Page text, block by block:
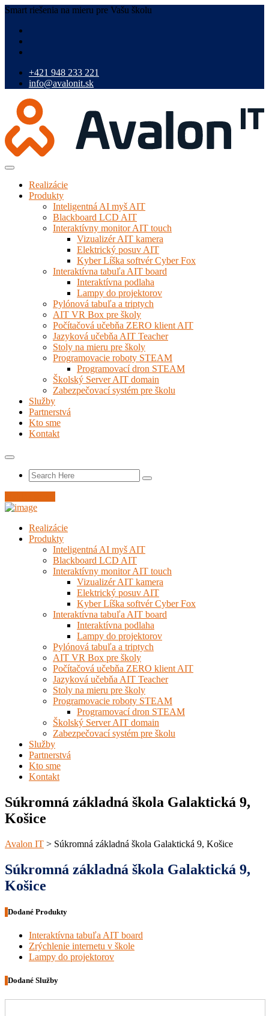
Smart riešenia na mieru pre Vašu školu
+421 948 233 221
info@avalonit.sk
Realizácie
Produkty
Inteligentná AI myš AIT
Blackboard LCD AIT
Interaktívny monitor AIT touch
Vizualizér AIT kamera
Elektrický posuv AIT
Kyber Líška softvér Cyber Fox
Interaktívna tabuľa AIT board
Interaktívna podlaha
Lampy do projektorov
Pylónová tabuľa a triptych
AIT VR Box pre školy
Počítačová učebňa ZERO klient AIT
Jazyková učebňa AIT Teacher
Stoly na mieru pre školy
Programovacie roboty STEAM
Programovací dron STEAM
Školský Server AIT domain
Zabezpečovací systém pre školu
Služby
Partnerstvá
Kto sme
Kontakt
Realizácie
Produkty
Inteligentná AI myš AIT
Blackboard LCD AIT
Interaktívny monitor AIT touch
Vizualizér AIT kamera
Elektrický posuv AIT
Kyber Líška softvér Cyber Fox
Interaktívna tabuľa AIT board
Interaktívna podlaha
Lampy do projektorov
Pylónová tabuľa a triptych
AIT VR Box pre školy
Počítačová učebňa ZERO klient AIT
Jazyková učebňa AIT Teacher
Stoly na mieru pre školy
Programovacie roboty STEAM
Programovací dron STEAM
Školský Server AIT domain
Zabezpečovací systém pre školu
Služby
Partnerstvá
Kto sme
Kontakt
Súkromná základná škola Galaktická 9,
Košice
Avalon IT > Súkromná základná škola Galaktická 9, Košice
Súkromná základná škola Galaktická 9,
Košice
Dodané Produkty
Interaktívna tabuľa AIT board
Zrýchlenie internetu v škole
Lampy do projektorov
Dodané Služby